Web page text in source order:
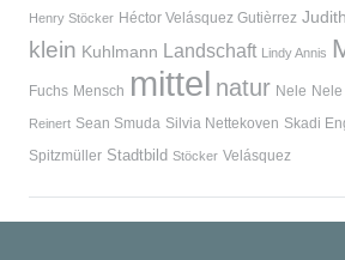
Henry Stöcker Héctor Velásquez Gutièrrez
klein Kuhlmann Landschaft Lindy Annis
Fuchs Mensch mittel natur Nele
Reinert Sean Smuda Silvia Nettekoven Skadi
Spitzmüller Stadtbild Stöcker Velásquez